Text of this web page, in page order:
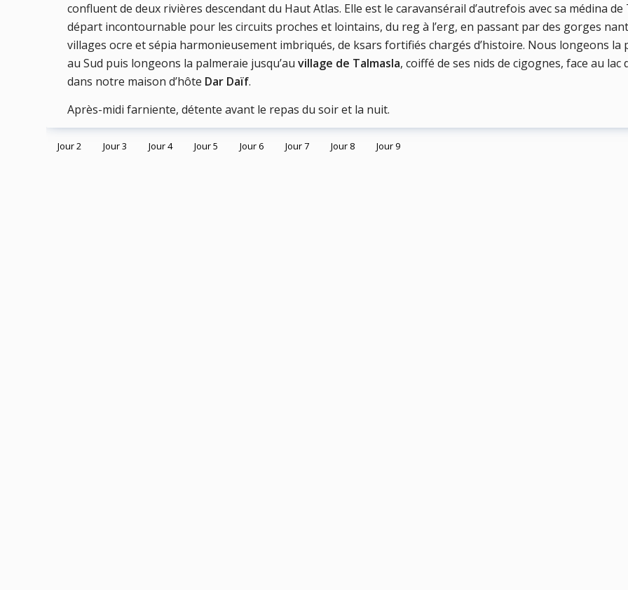
confluent de deux rivières descendant du Haut Atlas. Elle est le caravansérail d’autrefois avec sa médina
départ incontournable pour les circuits proches et lointains, du reg à l’erg, en passant par des gorges
villages ocre et sépia harmonieusement imbriqués, de ksars fortifiés chargés d’histoire. Nous longeons
au Sud puis longeons la palmeraie jusqu’au village de Talmasla, coiffé de ses nids de cigognes, face au
dans notre maison d’hôte Dar Daïf.
Après-midi farniente, détente avant le repas du soir et la nuit.
Jour 2 Jour 3 Jour 4 Jour 5 Jour 6 Jour 7 Jour 8 Jour 9